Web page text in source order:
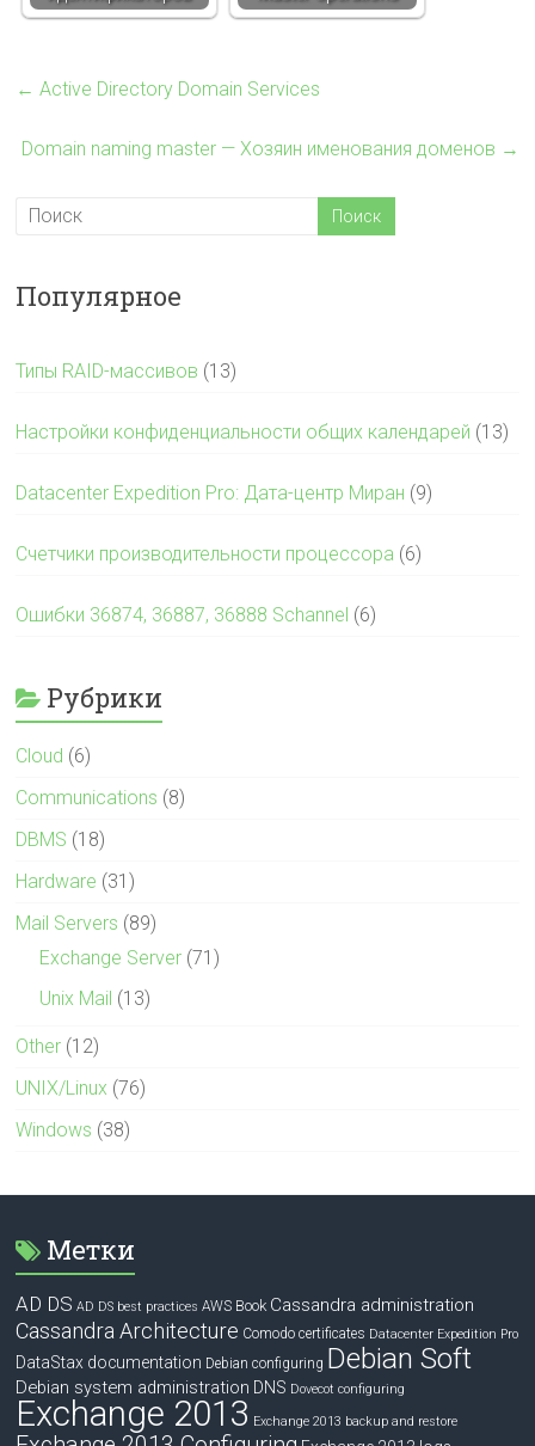
← Active Directory Domain Services
Domain naming master — Хозяин именования доменов →
Популярное
Типы RAID-массивов (13)
Настройки конфиденциальности общих календарей (13)
Datacenter Expedition Pro: Дата-центр Миран (9)
Счетчики производительности процессора (6)
Ошибки 36874, 36887, 36888 Schannel (6)
Рубрики
Cloud (6)
Communications (8)
DBMS (18)
Hardware (31)
Mail Servers (89)
Exchange Server (71)
Unix Mail (13)
Other (12)
UNIX/Linux (76)
Windows (38)
Метки
AD DS AD DS best practices AWS Book Cassandra administration
Cassandra Architecture Comodo certificates Datacenter Expedition Pro
DataStax documentation Debian configuring Debian Soft
Debian system administration DNS Dovecot configuring
Exchange 2013 Exchange 2013 backup and restore